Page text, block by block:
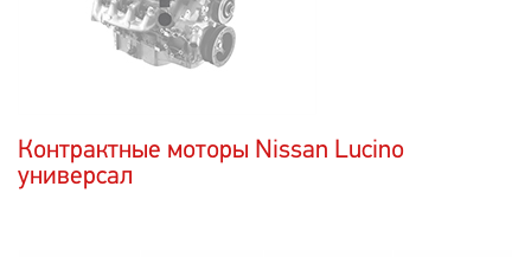
Контрактные моторы Nissan Lucino
универсал